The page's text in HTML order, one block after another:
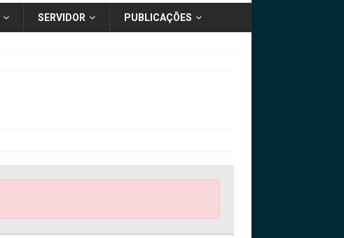
SERVIDOR PUBLICAÇÕES